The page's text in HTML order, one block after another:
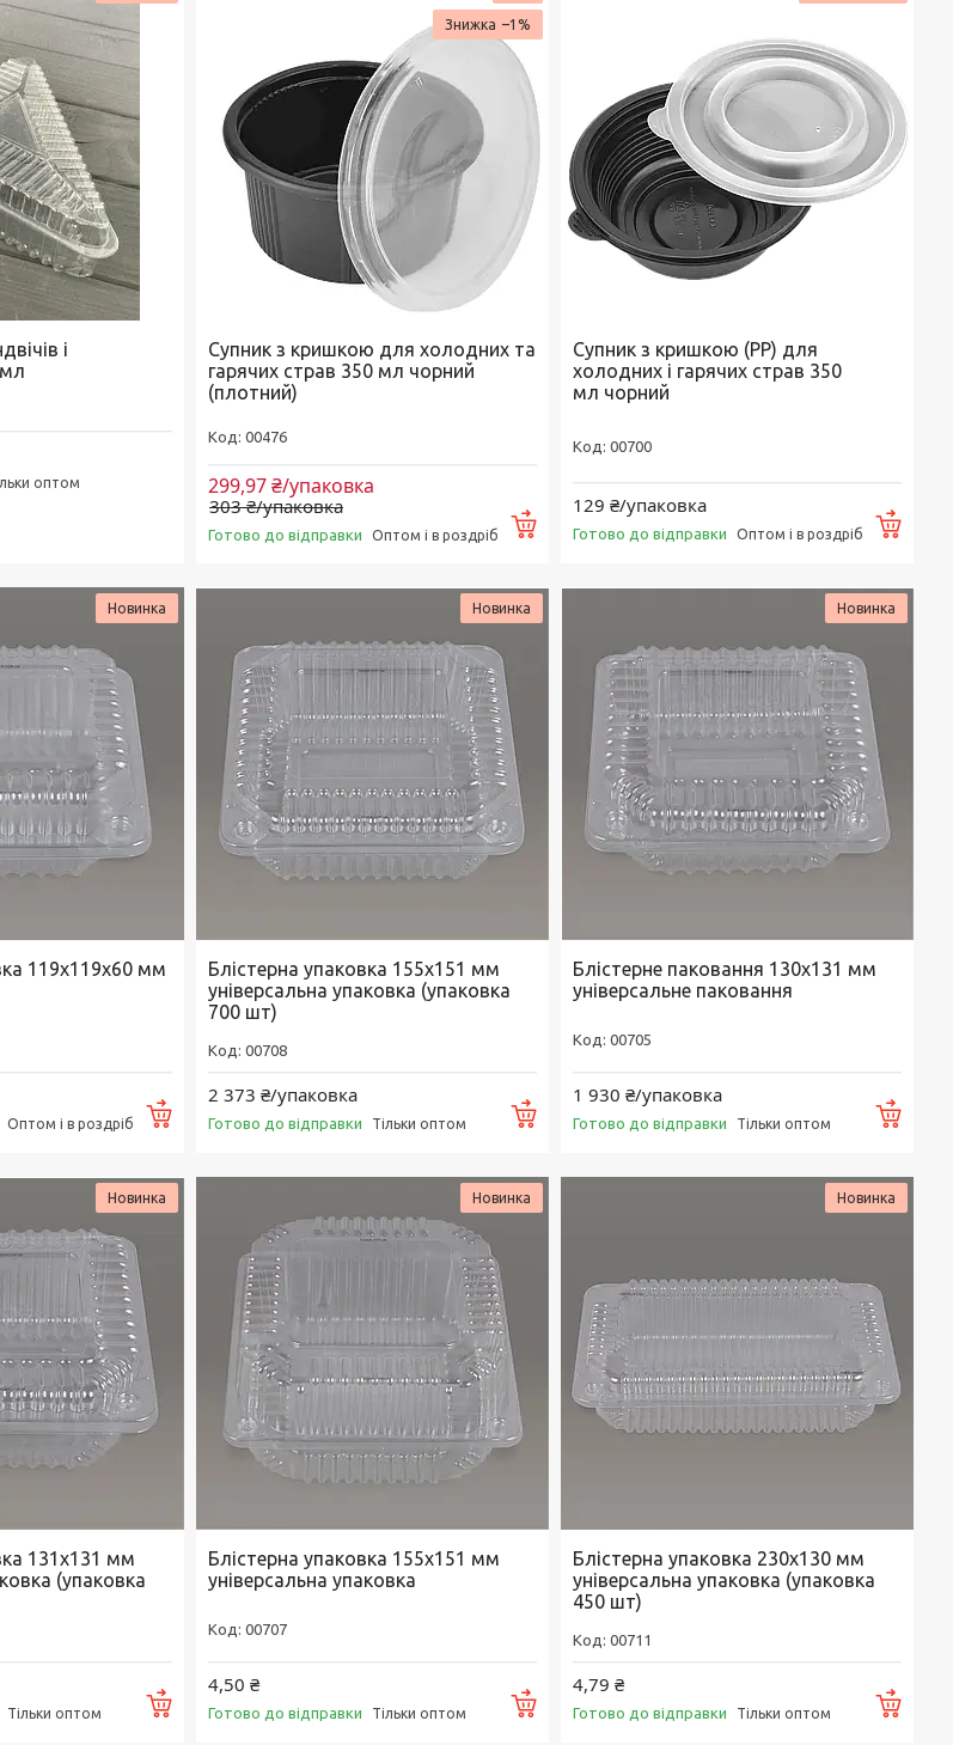
і
оптом
–1%
Супник з кришкою для холодних та
гарячих страв 350 мл чорний
(плотний)
00476
303 ₴/упаковка
299,97 ₴/упаковка
Готово до відправки Оптом і в роздріб
Купити
Супник з кришкою (РР) для
холодних і гарячих страв 350
мл чорний
00700
129 ₴/упаковка
Готово до відправки Оптом і в роздріб
Новинка
119x119x60 мм
Оптом і в роздріб Купити
Новинка
Блістерна упаковка 155х151 мм
універсальна упаковка (упаковка
700 шт)
00708
2 373 ₴/упаковка
Готово до відправки Тільки оптом Купити
Новинка
Блістерне паковання 130х131 мм
універсальне паковання
00705
1 930 ₴/упаковка
Готово до відправки Тільки оптом
Новинка
131х131 мм
(упаковка
Тільки оптом Купити
Новинка
Блістерна упаковка 155х151 мм
універсальна упаковка
00707
4,50 ₴
Готово до відправки Тільки оптом Купити
Новинка
Блістерна упаковка 230х130 мм
універсальна упаковка (упаковка
450 шт)
00711
4,79 ₴
Готово до відправки Тільки оптом